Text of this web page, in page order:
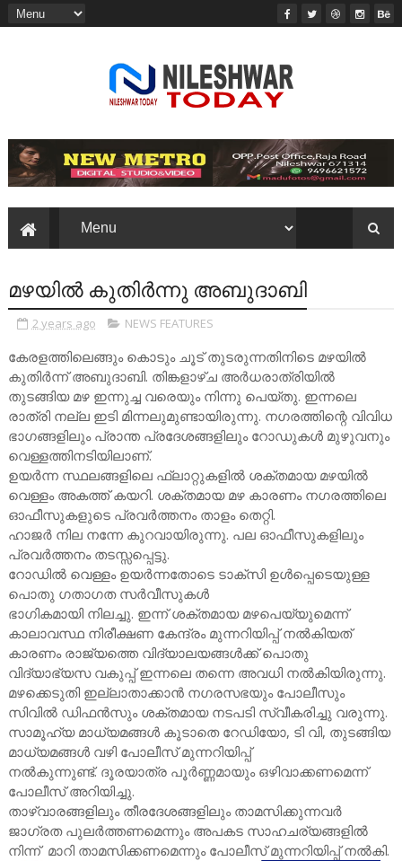
മഴയിൽ കുതിർന്നു അബുദാബി
2 years ago NEWS FEATURES
കേരളത്തിലെങ്ങും കൊടും ചൂട് തുടരുന്നതിനിടെ മഴയിൽ
കുതിർന്ന് അബുദാബി. തിങ്കളാഴ്ച അർധരാത്രിയിൽ
തുടങ്ങിയ മഴ ഇന്നുച്ച വരെയും നിന്നു പെയ്തു. ഇന്നലെ
രാത്രി നല്ല ഇടി മിന്നലുമുണ്ടായിരുന്നു. നഗരത്തിന്റെ വിവിധ
ഭാഗങ്ങളിലും പ്രാന്ത പ്രദേശങ്ങളിലും റോഡുകൾ മുഴുവനും
വെള്ളത്തിനടിയിലാണ്.
ഉയർന്ന സ്ഥലങ്ങളിലെ ഫ്ലാറ്റുകളിൽ ശക്തമായ മഴയിൽ
വെള്ളം അകത്ത് കയറി. ശക്തമായ മഴ കാരണം നഗരത്തിലെ
ഓഫീസുകളുടെ പ്രവർത്തനം താളം തെറ്റി.
ഹാജർ നില നന്നേ കുറവായിരുന്നു. പല ഓഫീസുകളിലും
പ്രവർത്തനം തടസ്സപ്പെട്ടു.
റോഡിൽ വെള്ളം ഉയർന്നതോടെ ടാക്സി ഉൾപ്പെടെയുള്ള
പൊതു ഗതാഗത സർവീസുകൾ
ഭാഗികമായി നിലച്ചു. ഇന്ന് ശക്തമായ മഴപെയ്യുമെന്ന്
കാലാവസ്ഥ നിരീക്ഷണ കേന്ദ്രം മുന്നറിയിപ്പ് നൽകിയത്
കാരണം രാജ്യത്തെ വിദ്യാലയങ്ങൾക്ക് പൊതു
വിദ്യാഭ്യസ വകുപ്പ് ഇന്നലെ തന്നെ അവധി നൽകിയിരുന്നു.
മഴക്കെടുതി ഇല്ലാതാക്കാൻ നഗരസഭയും പോലീസും
സിവിൽ ഡിഫൻസും ശക്തമായ നടപടി സ്വീകരിച്ചു വരുന്നു.
സാമൂഹ്യ മാധ്യമങ്ങൾ കൂടാതെ റേഡിയോ, ടി വി, തുടങ്ങിയ
മാധ്യമങ്ങൾ വഴി പോലീസ് മുന്നറിയിപ്പ്
നൽകുന്നുണ്ട്. ദൂരയാത്ര പൂർണ്ണമായും ഒഴിവാക്കണമെന്ന്
പോലീസ് അറിയിച്ചു.
താഴ്‌വാരങ്ങളിലും തീരദേശങ്ങളിലും താമസിക്കുന്നവർ
ജാഗ്രത പുലർത്തണമെന്നും അപകട സാഹചര്യങ്ങളിൽ
നിന്ന് മാറി താമസിക്കണമെന്നും പോലീസ് മുന്നറിയിപ്പ് നൽകി.